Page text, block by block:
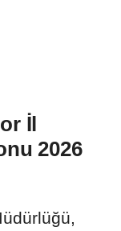
İl
2026